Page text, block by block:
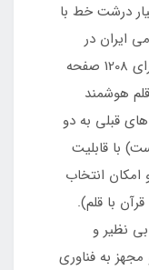
درشت خط با
ايران در
قطع وزيري (24*16.5 سانتي متر) دارای 1208 صفحه
هوشمند
قبلی به دو
با قابلیت
امکان انتخاب
با قلم).
نظير و
به فناوری